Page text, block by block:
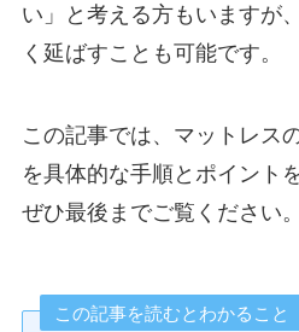
い」と考える方もいますが
く延ばすことも可能です。
この記事では、マットレス
を具体的な手順とポイント
ぜひ最後までご覧ください。
この記事を読むとわかること